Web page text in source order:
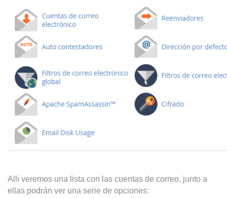
Alli veremos una lista con las cuentas de correo, junto a
ellas podrán ver una serie de opciones: